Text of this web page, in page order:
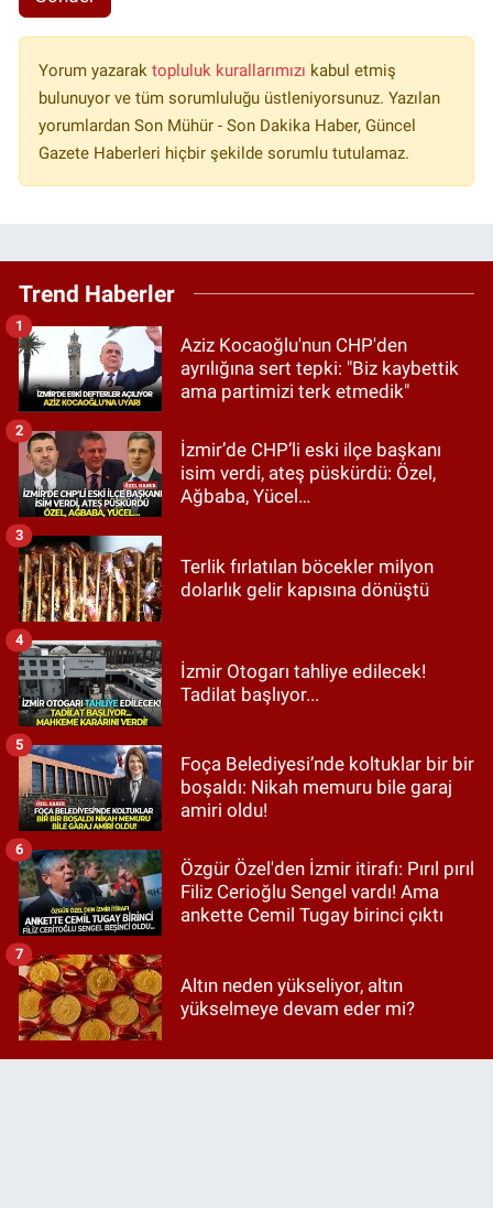
Yorum yazarak topluluk kurallarımızı kabul etmiş
bulunuyor ve tüm sorumluluğu üstleniyorsunuz. Yazılan
yorumlardan Son Mühür - Son Dakika Haber, Güncel
Gazete Haberleri hiçbir şekilde sorumlu tutulamaz.
Trend Haberler
Aziz Kocaoğlu'nun CHP'den
ayrılığına sert tepki: "Biz kaybettik
ama partimizi terk etmedik"
1
İzmir’de CHP’li eski ilçe başkanı
isim verdi, ateş püskürdü: Özel,
Ağbaba, Yücel…
2
Terlik fırlatılan böcekler milyon
dolarlık gelir kapısına dönüştü
3
İzmir Otogarı tahliye edilecek!
Tadilat başlıyor...
4
Foça Belediyesi’nde koltuklar bir bir
boşaldı: Nikah memuru bile garaj
amiri oldu!
5
Özgür Özel'den İzmir itirafı: Pırıl pırıl
Filiz Cerioğlu Sengel vardı! Ama
ankette Cemil Tugay birinci çıktı
6
Altın neden yükseliyor, altın
yükselmeye devam eder mi?
7